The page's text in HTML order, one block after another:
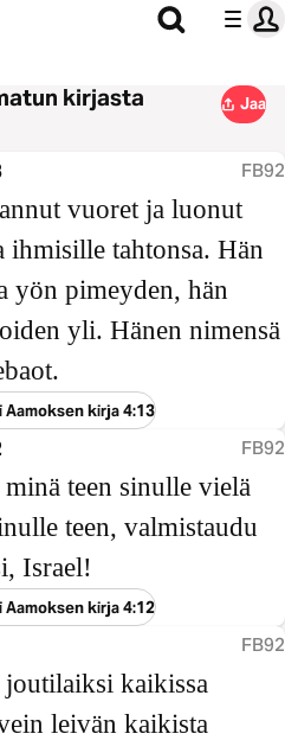
kirjasta
Jaa
FB92
vuoret ja luonut
tahtonsa. Hän
yön pimeyden, hän
yli. Hänen nimensä
Aamoksen kirja 4:13
FB92
teen sinulle vielä
teen, valmistaudu
Israel!
Aamoksen kirja 4:12
FB92
kaikissa
leivän kaikista